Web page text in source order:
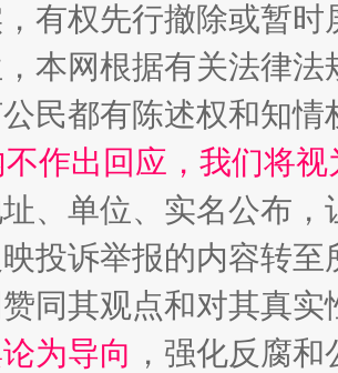
制助力责任有效落实
有权先行撤除或暂
本网根据有关法律
民都有陈述权和知情
不作出回应，我们将
、单位、实名公布
投诉举报的内容转
同其观点和对其真实
为导向 ，强化反腐